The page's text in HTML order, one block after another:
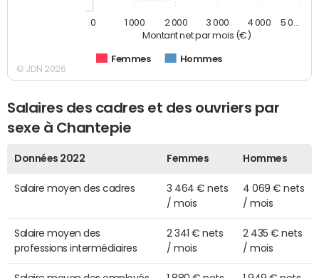
Montant net par mois (€)
Femmes Hommes
0 1 000 2 000 3 000 4 000 5 0…
© JDN 2026
Salaires des cadres et des ouvriers par
sexe à Chantepie
Données 2022 Femmes Hommes
Salaire moyen des cadres
3 464 € nets
/ mois
4 069 € nets
/ mois
Salaire moyen des
professions intermédiaires
2 341 € nets
/ mois
2 435 € nets
/ mois